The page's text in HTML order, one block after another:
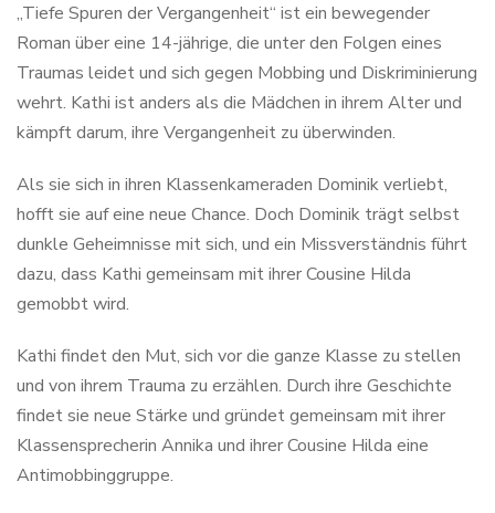
„Tiefe Spuren der Vergangenheit“ ist ein bewegender
Roman über eine 14-jährige, die unter den Folgen eines
Traumas leidet und sich gegen Mobbing und Diskriminierung
wehrt. Kathi ist anders als die Mädchen in ihrem Alter und
kämpft darum, ihre Vergangenheit zu überwinden.
Als sie sich in ihren Klassenkameraden Dominik verliebt,
hofft sie auf eine neue Chance. Doch Dominik trägt selbst
dunkle Geheimnisse mit sich, und ein Missverständnis führt
dazu, dass Kathi gemeinsam mit ihrer Cousine Hilda
gemobbt wird.
Kathi findet den Mut, sich vor die ganze Klasse zu stellen
und von ihrem Trauma zu erzählen. Durch ihre Geschichte
findet sie neue Stärke und gründet gemeinsam mit ihrer
Klassensprecherin Annika und ihrer Cousine Hilda eine
Antimobbinggruppe.